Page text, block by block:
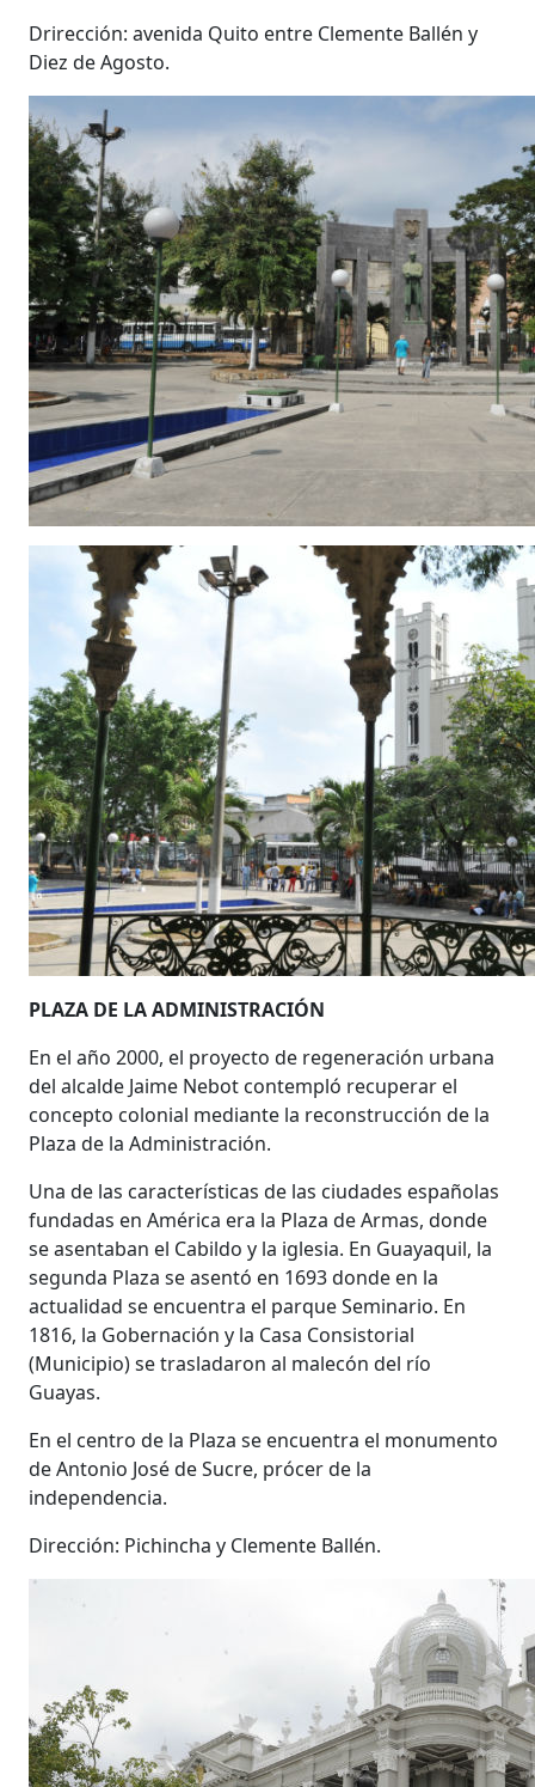
Drirección: avenida Quito entre Clemente Ballén y
Diez de Agosto.
PLAZA DE LA ADMINISTRACIÓN
En el año 2000, el proyecto de regeneración urbana
del alcalde Jaime Nebot contempló recuperar el
concepto colonial mediante la reconstrucción de la
Plaza de la Administración.
Una de las características de las ciudades españolas
fundadas en América era la Plaza de Armas, donde
se asentaban el Cabildo y la iglesia. En Guayaquil, la
segunda Plaza se asentó en 1693 donde en la
actualidad se encuentra el parque Seminario. En
1816, la Gobernación y la Casa Consistorial
(Municipio) se trasladaron al malecón del río
Guayas.
En el centro de la Plaza se encuentra el monumento
de Antonio José de Sucre, prócer de la
independencia.
Dirección: Pichincha y Clemente Ballén.